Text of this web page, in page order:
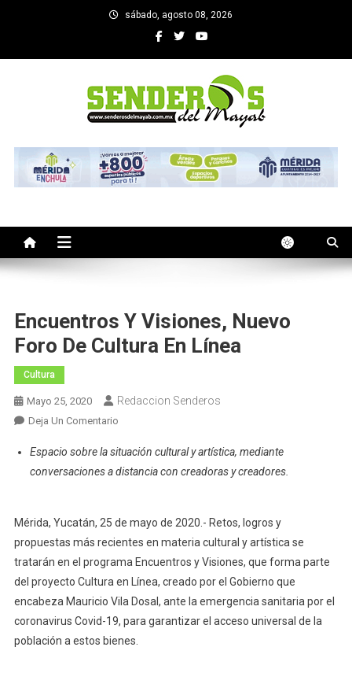
sábado, agosto 08, 2026
SENDEROS DEL MAYAB
Encuentros Y Visiones, Nuevo
Foro De Cultura En Línea
Cultura
Mayo 25, 2020 Redaccion Senderos
Deja Un ComentarioEn
Y
Visiones,
De
Cultura
En
Línea
Espacio sobre la situación cultural y artística, mediante
conversaciones a distancia con creadoras y creadores.
Mérida, Yucatán, 25 de mayo de 2020.- Retos, logros y
propuestas más recientes en materia cultural y artística se
tratarán en el programa Encuentros y Visiones, que forma parte
del proyecto Cultura en Línea, creado por el Gobierno que
encabeza Mauricio Vila Dosal, ante la emergencia sanitaria por el
coronavirus Covid-19, para garantizar el acceso universal de la
población a estos bienes.